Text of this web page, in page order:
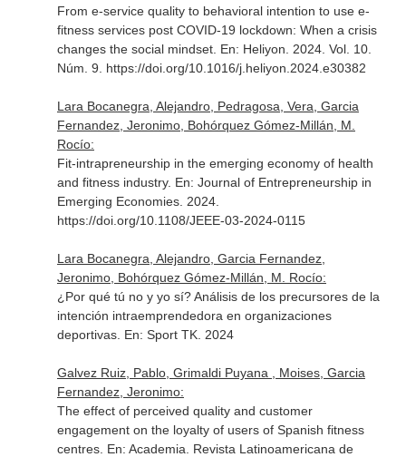
From e-service quality to behavioral intention to use e-
fitness services post COVID-19 lockdown: When a crisis
changes the social mindset. En: Heliyon . 2024. Vol. 10.
Núm. 9. https://doi.org/10.1016/j.heliyon.2024.e30382
Lara Bocanegra, Alejandro, Pedragosa, Vera, Garcia
Fernandez, Jeronimo, Bohórquez Gómez-Millán, M.
Rocío:
Fit-intrapreneurship in the emerging economy of health
and fitness industry. En: Journal of Entrepreneurship in
Emerging Economies. 2024.
https://doi.org/10.1108/JEEE-03-2024-0115
Lara Bocanegra, Alejandro, Garcia Fernandez,
Jeronimo, Bohórquez Gómez-Millán, M. Rocío:
¿Por qué tú no y yo sí? Análisis de los precursores de la
intención intraemprendedora en organizaciones
deportivas. En: Sport TK. 2024
Galvez Ruiz, Pablo, Grimaldi Puyana , Moises, Garcia
Fernandez, Jeronimo:
The effect of perceived quality and customer
engagement on the loyalty of users of Spanish fitness
centres. En: Academia. Revista Latinoamericana de